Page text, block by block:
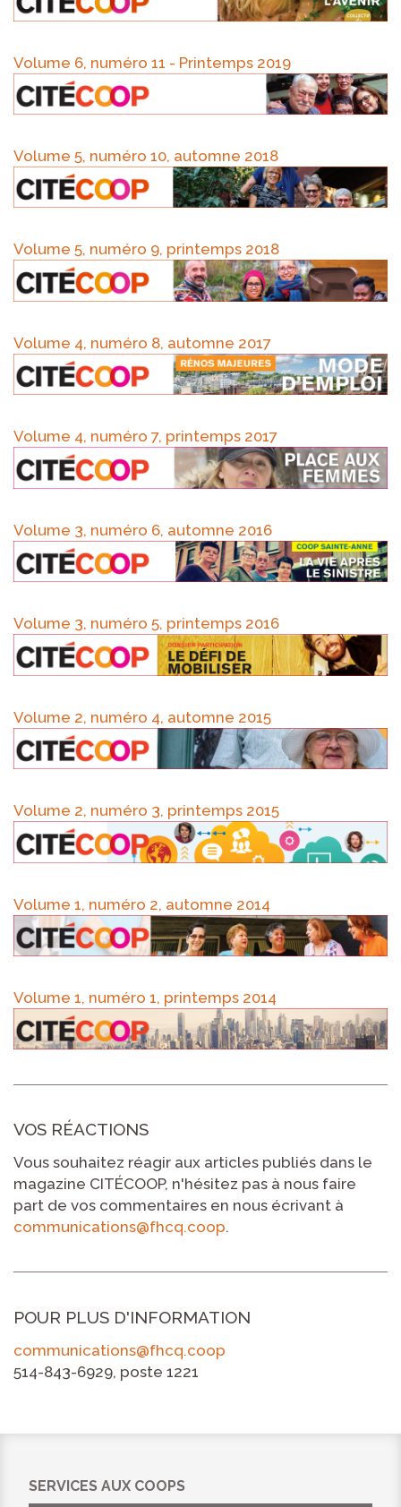
Volume 6, numéro 11 - Printemps 2019
Volume 5, numéro 10, automne 2018
Volume 5, numéro 9, printemps 2018
Volume 4, numéro 8, automne 2017
Volume 4, numéro 7, printemps 2017
Volume 3, numéro 6, automne 2016
Volume 3, numéro 5, printemps 2016
Volume 2, numéro 4, automne 2015
Volume 2, numéro 3, printemps 2015
Volume 1, numéro 2, automne 2014
Volume 1, numéro 1, printemps 2014
VOS RÉACTIONS
Vous souhaitez réagir aux articles publiés dans le
magazine CITÉCOOP, n'hésitez pas à nous faire
part de vos commentaires en nous écrivant à
communications@fhcq.coop.
POUR PLUS D'INFORMATION
communications@fhcq.coop
514-843-6929, poste 1221
SERVICES AUX COOPS